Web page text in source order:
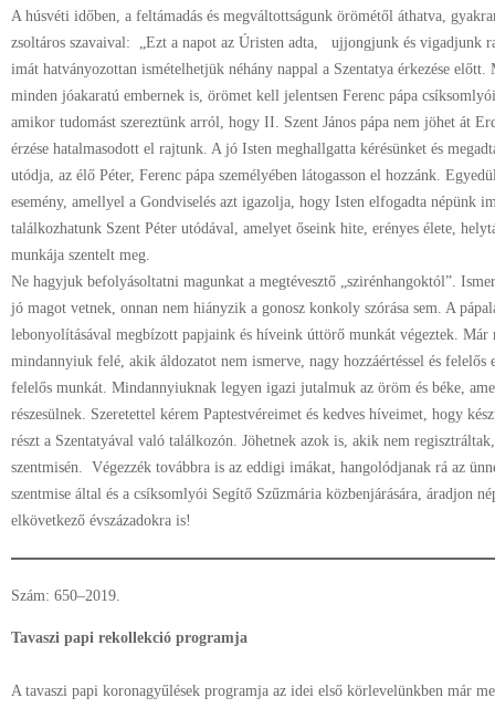
A húsvéti időben, a feltámadás és megváltottságunk örömétől áthatva,
zsoltáros szavaival: „Ezt a napot az Úristen adta, ujjongjunk és vigadjunk
imát hatványozottan ismételhetjük néhány nappal a Szentatya érkezése
minden jóakaratú embernek is, örömet kell jelentsen Ferenc pápa
amikor tudomást szereztünk arról, hogy II. Szent János pápa nem jöhet át
érzése hatalmasodott el rajtunk. A jó Isten meghallgatta kérésünket és
utódja, az élő Péter, Ferenc pápa személyében látogasson el hozzánk.
esemény, amellyel a Gondviselés azt igazolja, hogy Isten elfogadta népünk
találkozhatunk Szent Péter utódával, amelyet őseink hite, erényes élete,
munkája szentelt meg.
Ne hagyjuk befolyásoltatni magunkat a megtévesztő „szirénhangoktól”.
jó magot vetnek, onnan nem hiányzik a gonosz konkoly szórása sem. A
lebonyolításával megbízott papjaink és híveink úttörő munkát végeztek. Már
mindannyiuk felé, akik áldozatot nem ismerve, nagy hozzáértéssel és felelős
felelős munkát. Mindannyiuknak legyen igazi jutalmuk az öröm és béke,
részesülnek. Szeretettel kérem Paptestvéreimet és kedves híveimet, hogy
részt a Szentatyával való találkozón. Jöhetnek azok is, akik nem
szentmisén. Végezzék továbbra is az eddigi imákat, hangolódjanak rá az
szentmise által és a csíksomlyói Segítő Szűzmária közbenjárására, áradjon
elkövetkező évszázadokra is!
Szám: 650–2019.
Tavaszi papi rekollekció programja
A tavaszi papi koronagyűlések programja az idei első körlevelünkben már